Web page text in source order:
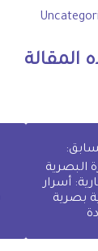
المقالة
البصرية
أسرار
بصرية